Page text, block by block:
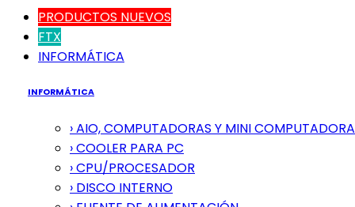
PRODUCTOS NUEVOS
FTX
INFORMÁTICA
INFORMÁTICA
› AIO, COMPUTADORAS Y MINI
› COOLER PARA PC
› CPU/PROCESADOR
› DISCO INTERNO